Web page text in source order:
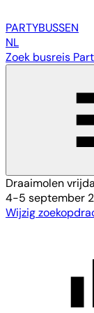
PARTYBUSSEN
NL
Zoek busreis
Draaimolen
4-5 september
Wijzig